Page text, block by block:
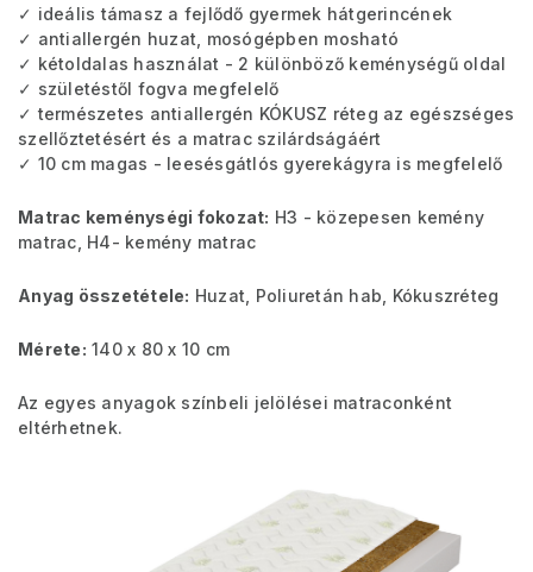
✓ ideális támasz a fejlődő gyermek hátgerincének
✓ antiallergén huzat, mosógépben mosható
✓ kétoldalas használat - 2 különböző keménységű oldal
✓ születéstől fogva megfelelő
✓ természetes antiallergén KÓKUSZ réteg az egészséges
szellőztetésért és a matrac szilárdságáért
✓ 10 cm magas - leesésgátlós gyerekágyra is megfelelő
Matrac keménységi fokozat: H3 - közepesen kemény
matrac, H4- kemény matrac
Anyag összetétele: Huzat, Poliuretán hab, Kókuszréteg
Mérete: 140 x 80 x 10 cm
Az egyes anyagok színbeli jelölései matraconként
eltérhetnek.